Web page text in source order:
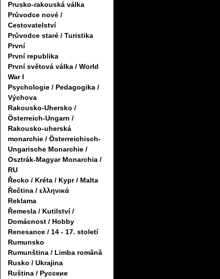
Prusko-rakouská válka
Průvodce nové /
Cestovatelství
Průvodce staré / Turistika
První
První republika
První světová válka / World
War I
Psychologie / Pedagogika /
Výchova
Rakousko-Uhersko /
Österreich-Ungarn /
Rakousko-uherská
monarchie / Österreichisch-
Ungarische Monarchie /
Osztrák-Magyar Monarchia /
RU
Řecko / Kréta / Kypr / Malta
Řečtina / ελληνικά
Reklama
Řemesla / Kutilství /
Domácnost / Hobby
Renesance / 14 - 17. století
Rumunsko
Rumunština / Limba română
Rusko / Ukrajina
Ruština / Русские